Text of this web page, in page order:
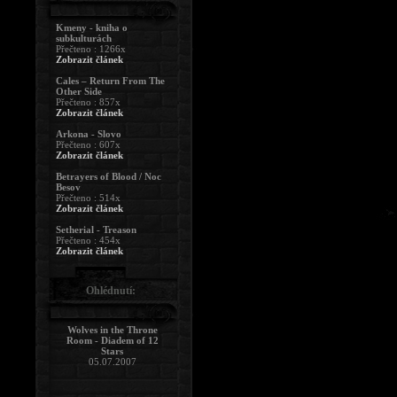
Kmeny - kniha o
subkulturách
Přečteno : 1266x
Zobrazit článek
Cales – Return From The
Other Side
Přečteno : 857x
Zobrazit článek
Arkona - Slovo
Přečteno : 607x
Zobrazit článek
Betrayers of Blood / Noc
Besov
Přečteno : 514x
Zobrazit článek
Setherial - Treason
Přečteno : 454x
Zobrazit článek
Ohlédnutí:
Wolves in the Throne
Room - Diadem of 12
Stars
05.07.2007